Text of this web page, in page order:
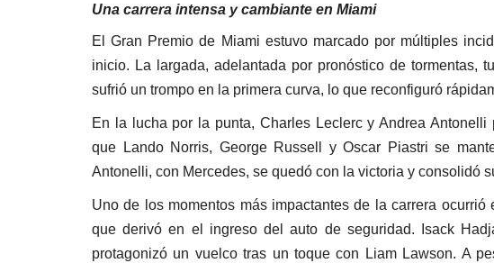
Una carrera intensa y cambiante en Miami
El Gran Premio de Miami estuvo marcado por múltiples
inicio. La largada, adelantada por pronóstico de tormentas,
sufrió un trompo en la primera curva, lo que reconfiguró
En la lucha por la punta, Charles Leclerc y Andrea
que Lando Norris, George Russell y Oscar Piastri se
Antonelli, con Mercedes, se quedó con la victoria y consolidó
Uno de los momentos más impactantes de la carrera
que derivó en el ingreso del auto de seguridad. Isack
protagonizó un vuelco tras un toque con Liam Lawson. A